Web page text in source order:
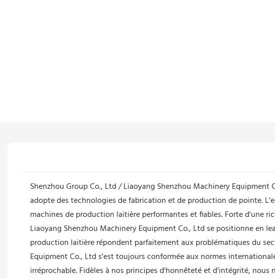
Shenzhou Group Co., Ltd / Liaoyang Shenzhou Machinery
adopte des technologies de fabrication et de production de pointe.
machines de production laitière performantes et fiables. Forte d'une
Liaoyang Shenzhou Machinery Equipment Co., Ltd se positionne en
production laitière répondent parfaitement aux problématiques du
Equipment Co., Ltd s'est toujours conformée aux normes
irréprochable. Fidèles à nos principes d'honnêteté et d'intégrité,